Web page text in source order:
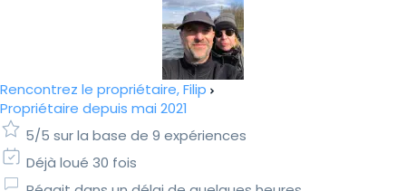
Rencontrez le propriétaire, Filip
Propriétaire depuis mai 2021
5/5 sur la base de 9 expériences
Déjà loué 30 fois